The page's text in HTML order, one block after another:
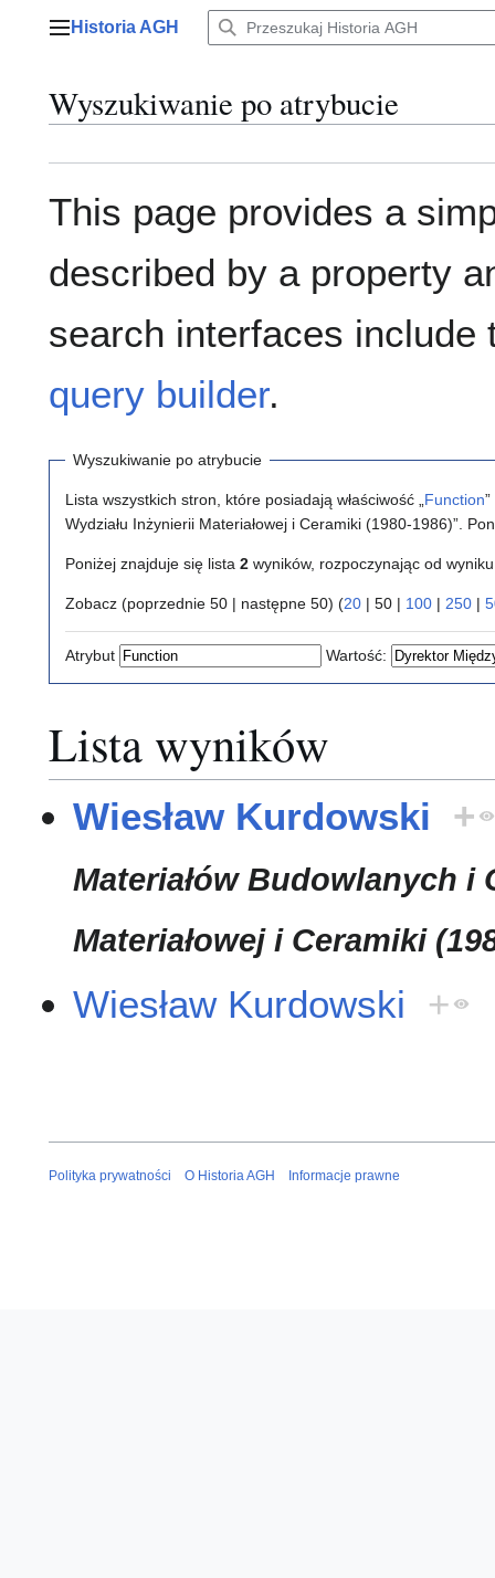
Menu główne
Historia AGH
Wyszukiwanie po atrybucie
This page provides a
described by a property
search interfaces include
query builder.
Wyszukiwanie po atrybucie
Lista wszystkich stron, które posiadają właściwość „ Function
Wydziału Inżynierii Materiałowej i Ceramiki (1980-1986)”.
Poniżej znajduje się lista 2 wyników, rozpoczynając od
Zobacz (poprzednie 50 | następne 50) (20 | 50 | 100 | 250 |
Atrybut Wartość:
Lista wyników
Wiesław Kurdowski +
Materiałów Budowlanych i
Materiałowej i Ceramiki
Wiesław Kurdowski +
Polityka prywatności O Historia AGH Informacje prawne